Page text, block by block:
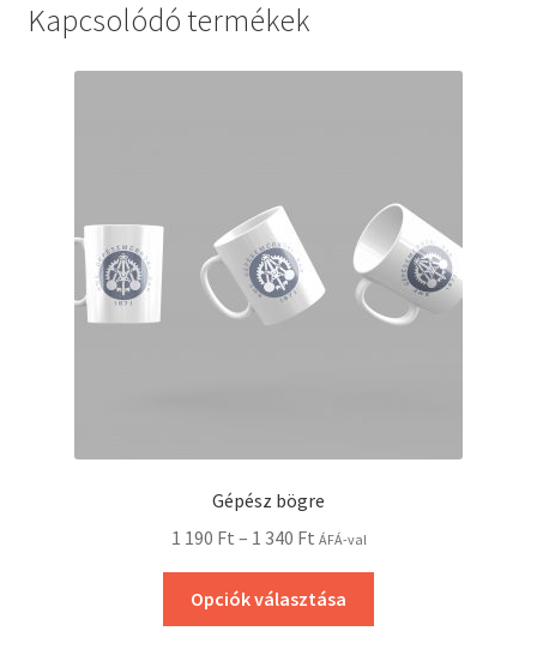
Kapcsolódó termékek
Gépész bögre
1 190 Ft – 1 340 Ft ÁFÁ-val
Opciók választása